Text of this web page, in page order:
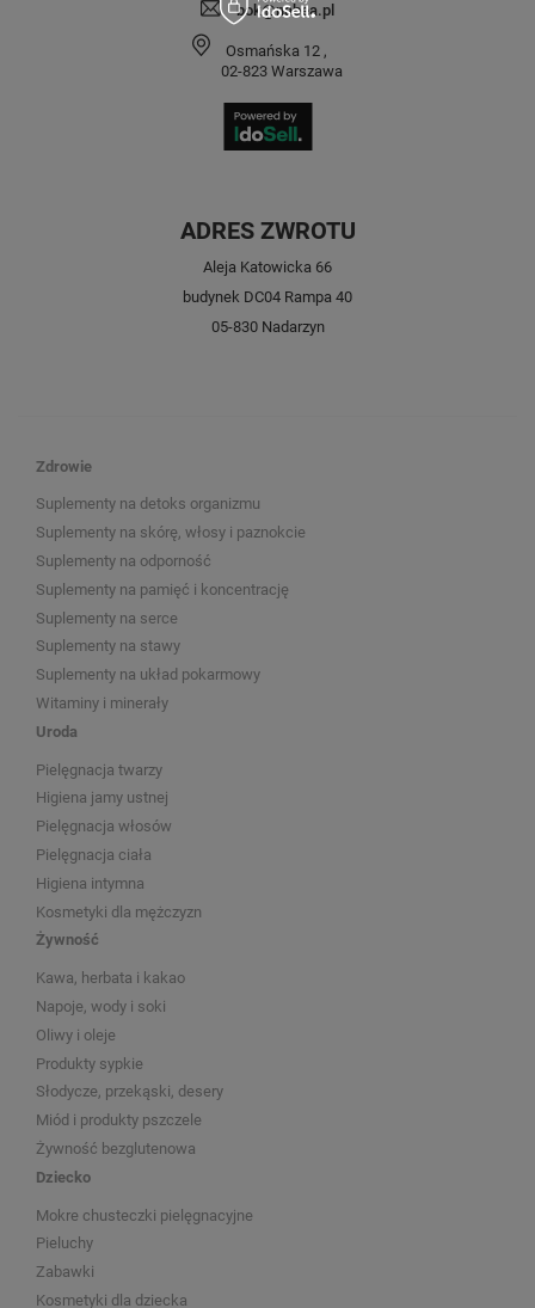
bok@nabea.pl
Osmańska 12 ,
02-823 Warszawa
ADRES ZWROTU
Aleja Katowicka 66
budynek DC04 Rampa 40
05-830 Nadarzyn
Zdrowie
Suplementy na detoks organizmu
Suplementy na skórę, włosy i paznokcie
Suplementy na odporność
Suplementy na pamięć i koncentrację
Suplementy na serce
Suplementy na stawy
Suplementy na układ pokarmowy
Witaminy i minerały
Uroda
Pielęgnacja twarzy
Higiena jamy ustnej
Pielęgnacja włosów
Pielęgnacja ciała
Higiena intymna
Kosmetyki dla mężczyzn
Żywność
Kawa, herbata i kakao
Napoje, wody i soki
Oliwy i oleje
Produkty sypkie
Słodycze, przekąski, desery
Miód i produkty pszczele
Żywność bezglutenowa
Dziecko
Mokre chusteczki pielęgnacyjne
Pieluchy
Zabawki
Kosmetyki dla dziecka